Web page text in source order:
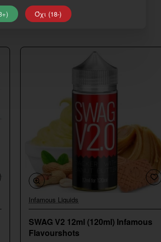
Όχι (18-)
Infamous Liquids
SWAG V2 12ml (120ml) Infamous
Flavourshots